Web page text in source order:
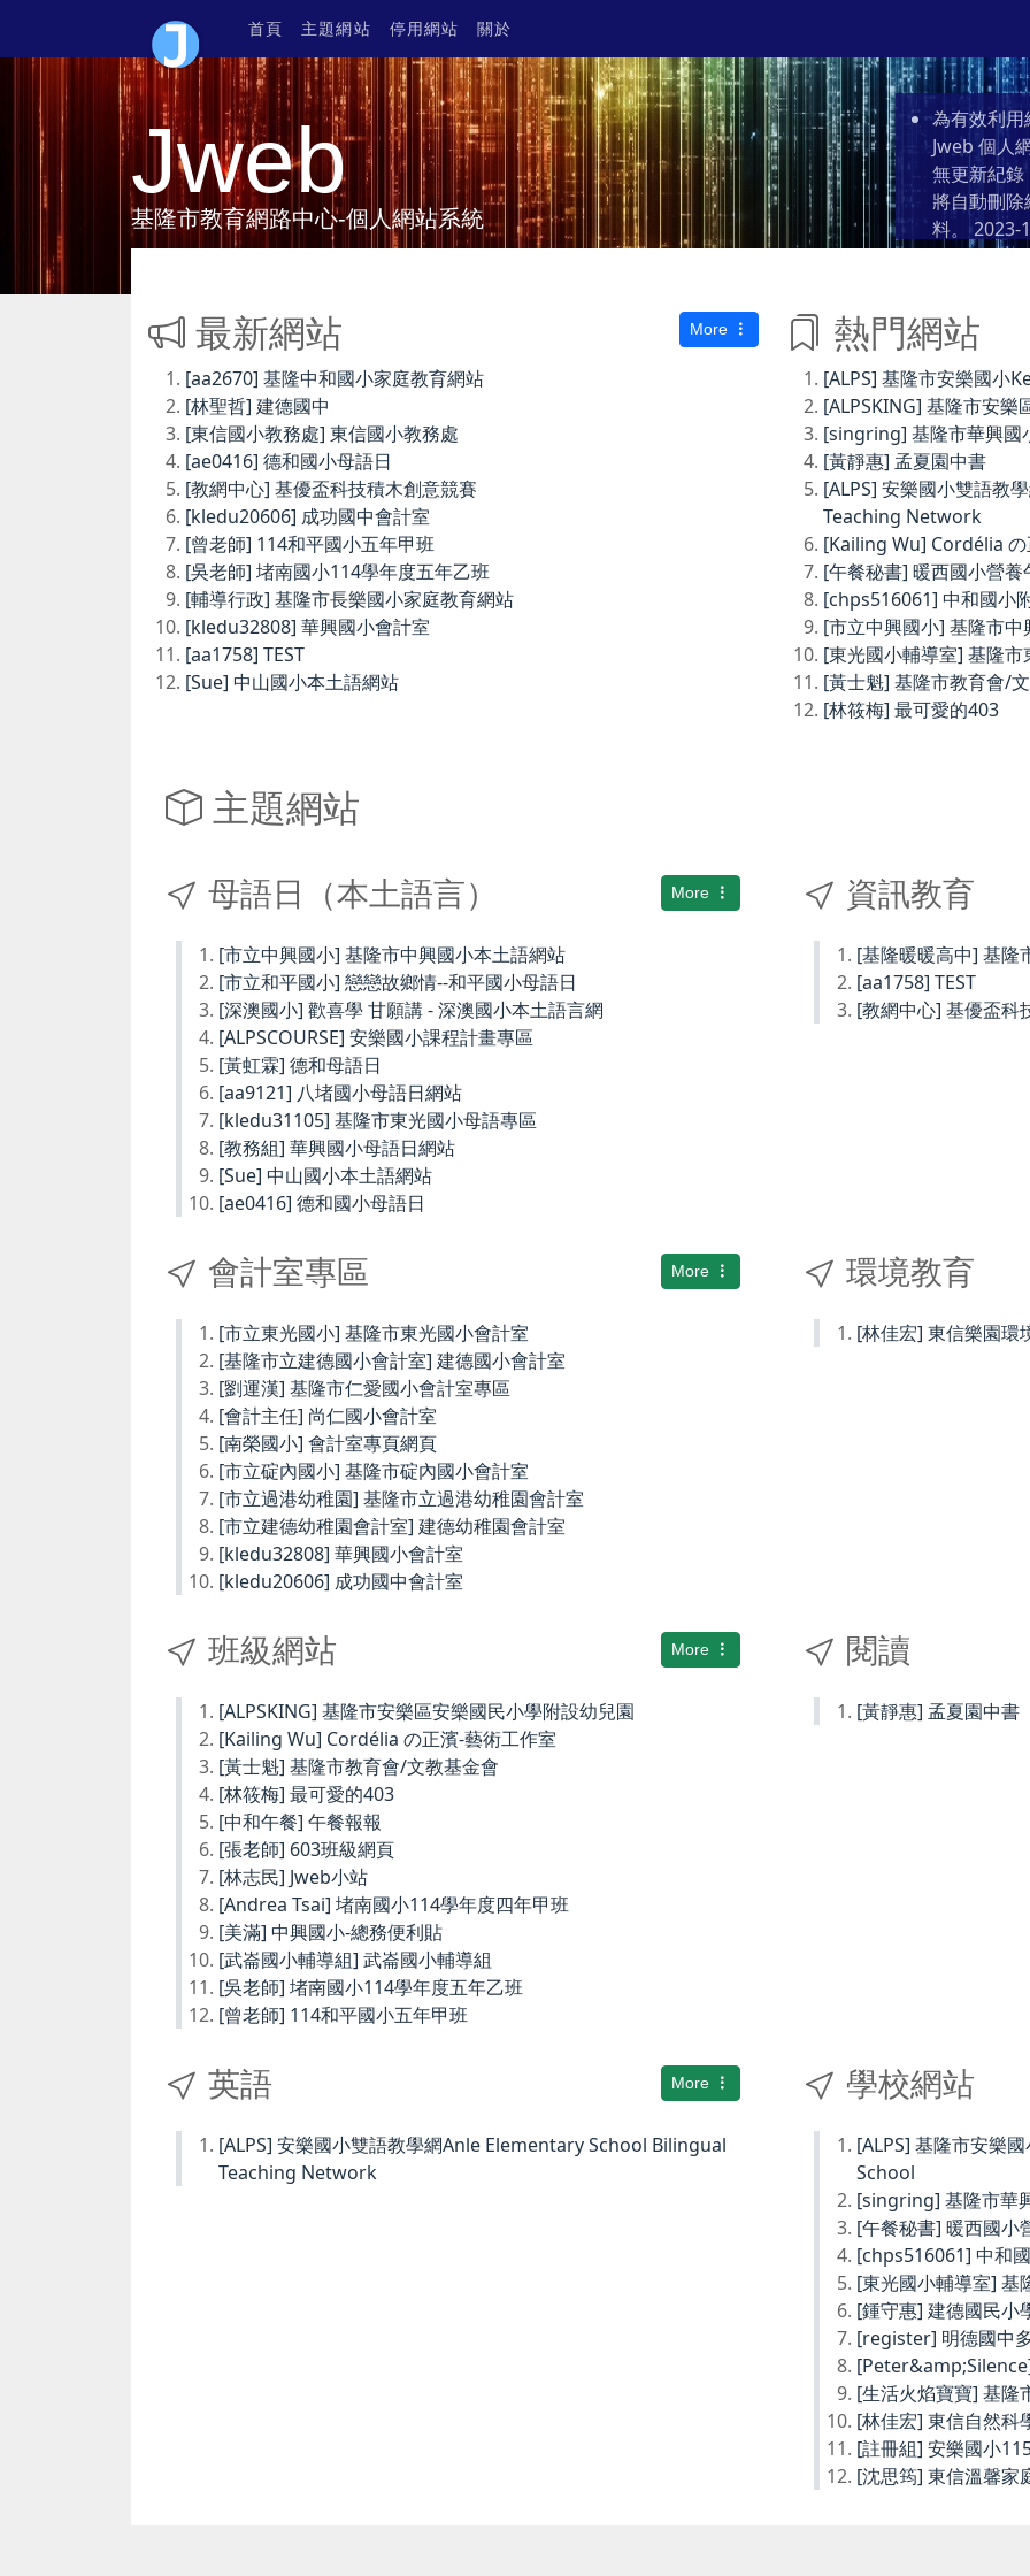
首頁 主題網站 停用網站 關於
Jweb
基隆市教育網路中心-個人網站系統
為有效利
Jweb 個人
無更新紀
將自動刪
料。 2023-
最新網站 More
[aa2670] 基隆中和國小家庭教育網站
[林聖哲] 建德國中
[東信國小教務處] 東信國小教務處
[ae0416] 德和國小母語日
[教網中心] 基優盃科技積木創意競賽
[kledu20606] 成功國中會計室
[曾老師] 114和平國小五年甲班
[吳老師] 堵南國小114學年度五年乙班
[輔導行政] 基隆市長樂國小家庭教育網站
[kledu32808] 華興國小會計室
[aa1758] TEST
[Sue] 中山國小本土語網站
熱門網站
[ALPS] 基隆市安樂國小
[ALPSKING] 基隆市安樂
[singring] 基隆市華興國
[黃靜惠] 孟夏園中書
[ALPS] 安樂國小雙語教
Teaching Network
[Kailing Wu] Cordélia
[午餐秘書] 暖西國小營養
[chps516061] 中和國小
[市立中興國小] 基隆市
[東光國小輔導室] 基隆
[黃士魁] 基隆市教育會/
[林筱梅] 最可愛的403
主題網站
More
母語日（本土語言）
[市立中興國小] 基隆市中興國小本土語網站
[市立和平國小] 戀戀故鄉情--和平國小母語日
[深澳國小] 歡喜學 甘願講 - 深澳國小本土語言網
[ALPSCOURSE] 安樂國小課程計畫專區
[黃虹霖] 德和母語日
[aa9121] 八堵國小母語日網站
[kledu31105] 基隆市東光國小母語專區
[教務組] 華興國小母語日網站
[Sue] 中山國小本土語網站
[ae0416] 德和國小母語日
資訊教育
[基隆暖暖高中] 基隆
[aa1758] TEST
[教網中心] 基優盃科
More
會計室專區
[市立東光國小] 基隆市東光國小會計室
[基隆市立建德國小會計室] 建德國小會計室
[劉運漢] 基隆市仁愛國小會計室專區
[會計主任] 尚仁國小會計室
[南榮國小] 會計室專頁網頁
[市立碇內國小] 基隆市碇內國小會計室
[市立過港幼稚園] 基隆市立過港幼稚園會計室
[市立建德幼稚園會計室] 建德幼稚園會計室
[kledu32808] 華興國小會計室
[kledu20606] 成功國中會計室
環境教育
[林佳宏] 東信樂園環
More
班級網站
[ALPSKING] 基隆市安樂區安樂國民小學附設幼兒園
[Kailing Wu] Cordélia の正濱-藝術工作室
[黃士魁] 基隆市教育會/文教基金會
[林筱梅] 最可愛的403
[中和午餐] 午餐報報
[張老師] 603班級網頁
[林志民] Jweb小站
[Andrea Tsai] 堵南國小114學年度四年甲班
[美滿] 中興國小-總務便利貼
[武崙國小輔導組] 武崙國小輔導組
[吳老師] 堵南國小114學年度五年乙班
[曾老師] 114和平國小五年甲班
閱讀
[黃靜惠] 孟夏園中書
More
英語
[ALPS] 安樂國小雙語教學網Anle Elementary School Bilingual
Teaching Network
學校網站
[ALPS] 基隆市安樂
School
[singring] 基隆市華
[午餐秘書] 暖西國小
[chps516061] 中和
[東光國小輔導室] 基
[鍾守惠] 建德國民小
[register] 明德國中
[生活火焰寶寶] 基隆
[林佳宏] 東信自然科
[註冊組] 安樂國小
[沈思筠] 東信溫馨家